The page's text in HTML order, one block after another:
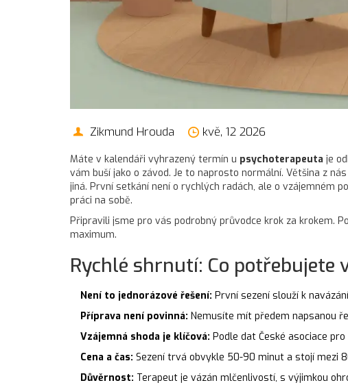
Zikmund Hrouda kvě, 12 2026
Máte v kalendáři vyhrazený termín u psychoterapeuta je
vám buší jako o závod. Je to naprosto normální. Většina z
jiná. První setkání není o rychlých radách, ale o vzájemném
práci na sobě.
Připravili jsme pro vás podrobný průvodce krok za krokem.
maximum.
Rychlé shrnutí: Co potřebujete
Není to jednorázové řešení: První sezení slouží k
Příprava není povinná: Nemusíte mít předem napsanou
Vzájemná shoda je klíčová: Podle dat České asociace
Cena a čas: Sezení trvá obvykle 50-90 minut a stojí mezi
Důvěrnost: Terapeut je vázán mlčenlivostí, s výjimkou